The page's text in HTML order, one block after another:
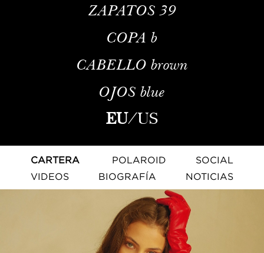
ZAPATOS39
COPA b
CABELLO brown
OJOS blue
EU/US
CARTERA POLAROID
SOCIAL
VIDEOS
BIOGRAFÍA NOTICIAS